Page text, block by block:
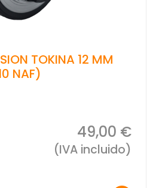
TOKINA 12 MM
NAF)
49,00 €
(IVA incluido)